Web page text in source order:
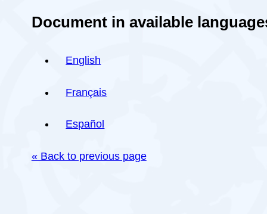
Document in available
English
Français
Español
« Back to previous page